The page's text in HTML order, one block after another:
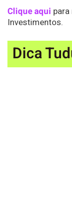
Clique aqui
Investimentos.
Dica